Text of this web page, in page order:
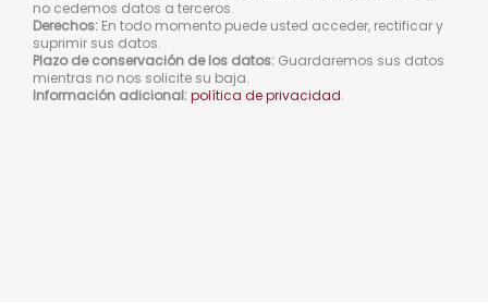
no cedemos datos a terceros.
Derechos: En todo momento puede usted acceder, rectificar y
suprimir sus datos.
Plazo de conservación de los datos: Guardaremos sus datos
mientras no nos solicite su baja.
Información adicional:política de privacidad.